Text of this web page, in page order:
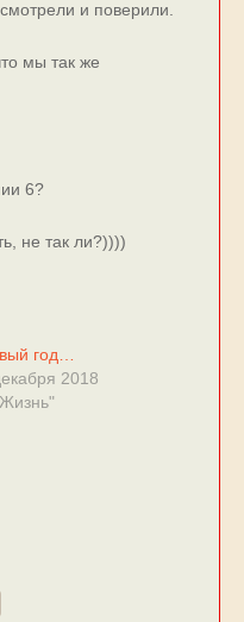
и поверили.
мы так же
6?
не так ли?))))
год…
2018